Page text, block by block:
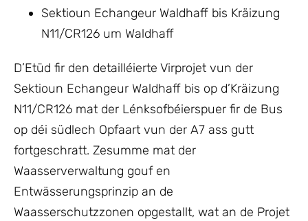
Sektioun Echangeur Waldhaff bis Kräizung
N11/CR126 um Waldhaff
D’Etüd fir den detailléierte Virprojet vun der
Sektioun Echangeur Waldhaff bis op d’Kräizung
N11/CR126 mat der Lénksofbéierspuer fir de Bus
op déi südlech Opfaart vun der A7 ass gutt
fortgeschratt. Zesumme mat der
Waasserverwaltung gouf en
Entwässerungsprinzip an de
Waasserschutzzonen opgestallt, wat an de Projet